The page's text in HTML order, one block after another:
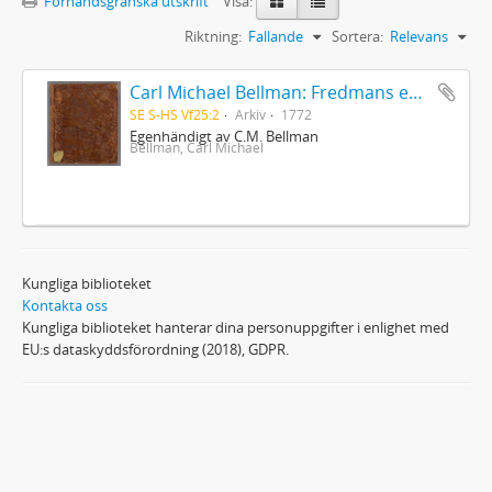
Sortera: Relevans
Riktning: Fallande
Carl Michael Bellman: Fredmans epistlar [dedicerade till J.D. Duwall] Del 2
SE S-HS Vf25:2 Arkiv 1772
Egenhändigt av C.M. Bellman
Bellman, Carl Michael
Kungliga biblioteket
Kontakta oss
Kungliga biblioteket hanterar dina personuppgifter i enlighet med
EU:s dataskyddsförordning (2018), GDPR.